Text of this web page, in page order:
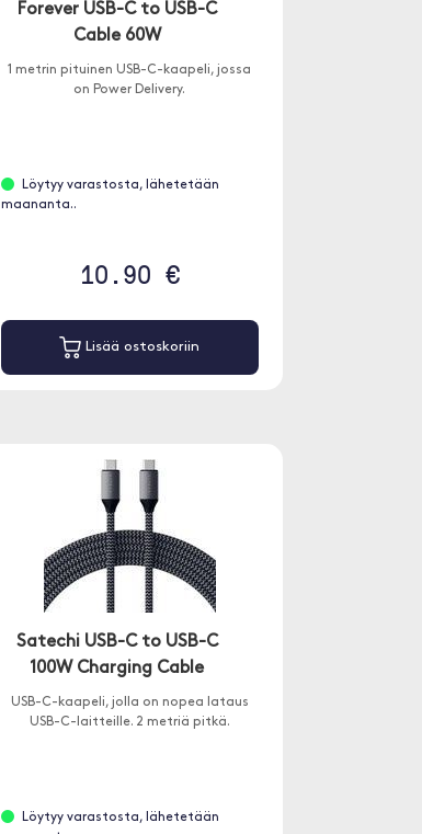
Forever USB-C to USB-C
Cable 60W
1 metrin pituinen USB-C-kaapeli, jossa
on Power Delivery.
Löytyy varastosta, lähetetään
maananta..
10.90 €
Lisää ostoskoriin
Satechi USB-C to USB-C
100W Charging Cable
USB-C-kaapeli, jolla on nopea lataus
USB-C-laitteille. 2 metriä pitkä.
Löytyy varastosta, lähetetään